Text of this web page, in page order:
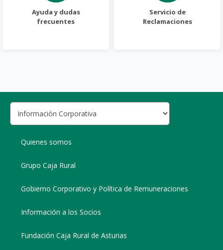
Ayuda y dudas
frecuentes
Servicio de
Reclamaciones
Quienes somos
Grupo Caja Rural
Gobierno Corporativo y Política de Remuneraciones
Información a los Socios
Fundación Caja Rural de Asturias